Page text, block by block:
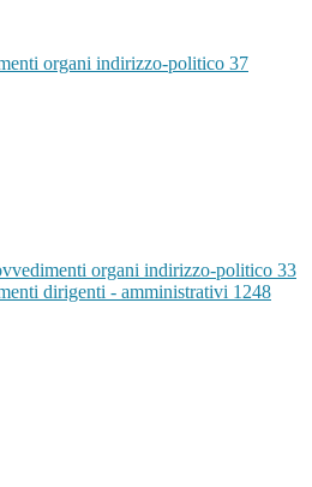
organi indirizzo-politico 37
organi indirizzo-politico 33
dirigenti - amministrativi 1248